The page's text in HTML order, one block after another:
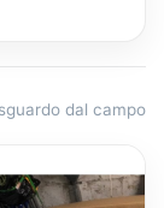
dal campo